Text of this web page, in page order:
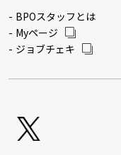
BPOスタッフとは
Myページ
ジョブチェキ